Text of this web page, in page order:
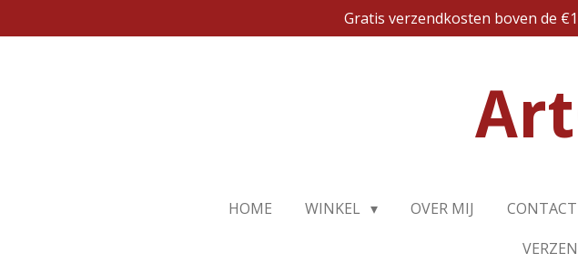
direct
Gratis verzendkosten boven de
HOME WINKEL OVER MIJ CONTACT